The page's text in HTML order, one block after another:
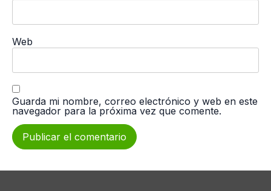
Web
Guarda mi nombre, correo electrónico y web en este
navegador para la próxima vez que comente.